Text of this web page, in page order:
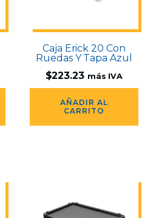
Caja Erick 20 Con
Ruedas Y Tapa Azul
$223.23 más IVA
AÑADIR AL
CARRITO